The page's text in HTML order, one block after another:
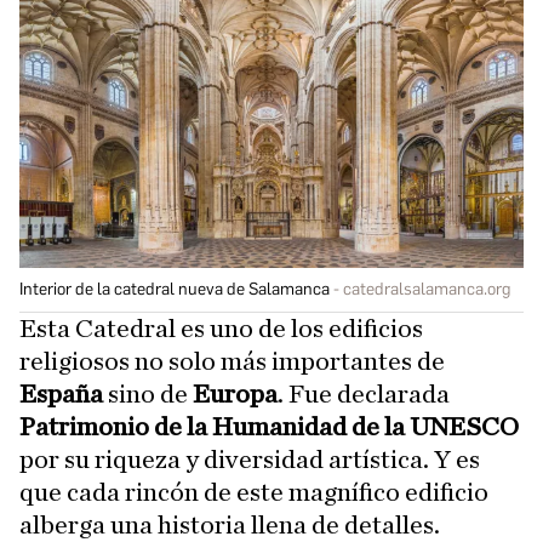
Interior de la catedral nueva de Salamanca catedralsalamanca.org
Esta Catedral es uno de los edificios
religiosos no solo más importantes de
Españasino de Europa. Fue declarada
Patrimonio de la Humanidad de la UNESCO
por su riqueza y diversidad artística. Y es
que cada rincón de este magnífico edificio
alberga una historia llena de detalles.